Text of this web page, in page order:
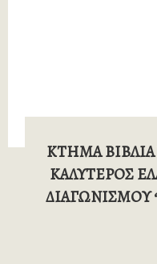
ΚΤΗΜΑ
ΚΑΛΥΤΕΡΟΣ
ΔΙΑΓΩΝΙΣΜΟΥ